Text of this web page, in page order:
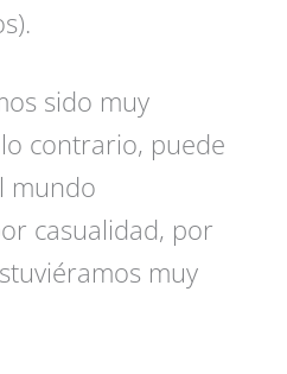
sido muy
contrario, puede
mundo
casualidad, por
muy